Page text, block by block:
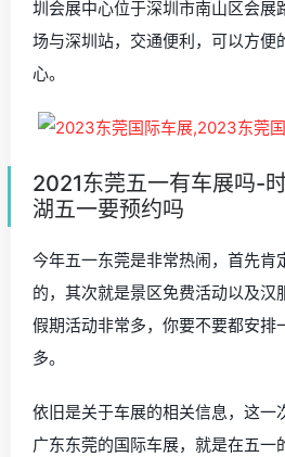
圳会展中心位于深圳市南山区会展
场与深圳站，交通便利，可以方便
心。
2021东莞五一有车展吗-
湖五一要预约吗
今年五一东莞是非常热闹，首先肯
的，其次就是景区免费活动以及汉
假期活动非常多，你要不要都安排
多。
依旧是关于车展的相关信息，这一
广东东莞的国际车展，就是在五一